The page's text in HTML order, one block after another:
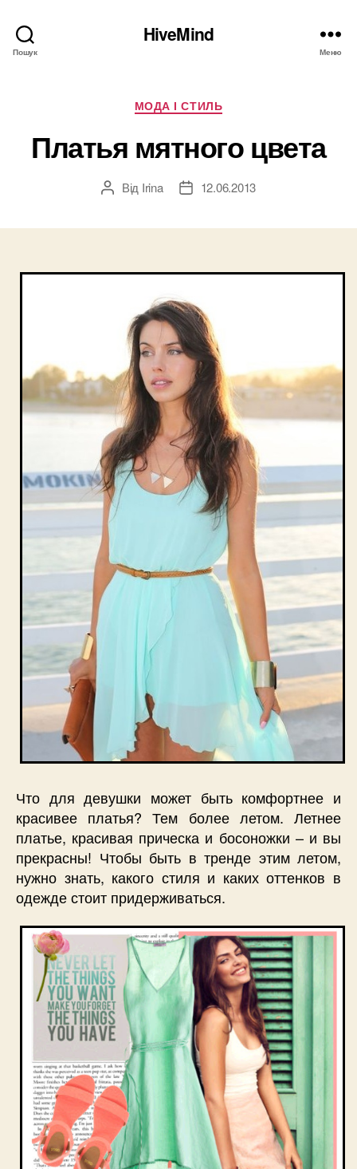
Пошук
HiveMind
Меню
Категорії
МОДА І СТИЛЬ
Платья мятного цвета
Автор
Від Irina
Дата12.06.2013
Что для девушки может быть комфортнее и
красивее платья? Тем более летом. Летнее
платье, красивая прическа и босоножки – и вы
прекрасны! Чтобы быть в тренде этим летом,
нужно знать, какого стиля и каких оттенков в
одежде стоит придерживаться.